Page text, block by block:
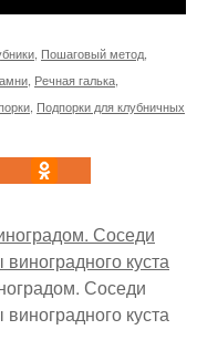
Пошаговый метод
Речная галька
Подпорки для клубничных
Соседи
куста